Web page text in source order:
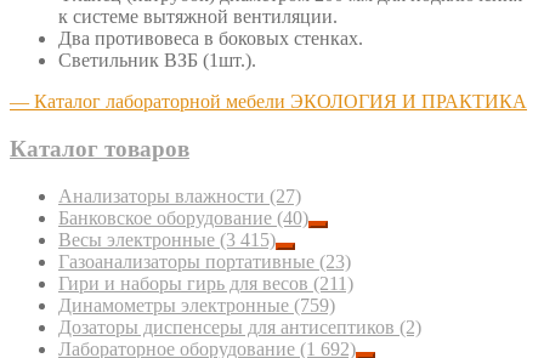
к системе вытяжной вентиляции.
Два противовеса в боковых стенках.
Светильник ВЗБ (1шт.).
— Каталог лабораторной мебели ЭКОЛОГИЯ И ПРАКТИКА
Каталог товаров
Анализаторы влажности (27)
Банковское оборудование (40)
Весы электронные (3 415)
Газоанализаторы портативные (23)
Гири и наборы гирь для весов (211)
Динамометры электронные (759)
Дозаторы диспенсеры для антисептиков (2)
Лабораторное оборудование (1 692)